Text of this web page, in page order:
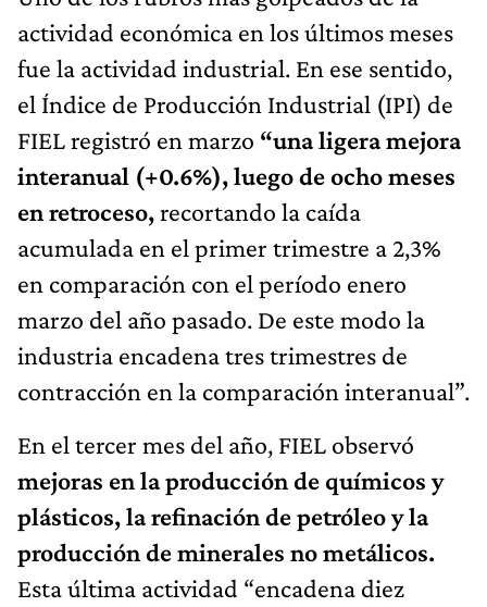
actividad económica en los últimos meses
fue la actividad industrial. En ese sentido,
el Índice de Producción Industrial (IPI) de
FIEL registró en marzo “una ligera mejora
interanual (+0.6%), luego de ocho meses
en retroceso,recortando la caída
acumulada en el primer trimestre a 2,3%
en comparación con el período enero
marzo del año pasado. De este modo la
industria encadena tres trimestres de
contracción en la comparación interanual”.
En el tercer mes del año, FIEL observó
mejoras en la producción de químicos y
plásticos, la refinación de petróleo y la
producción de minerales no metálicos.
Esta última actividad “encadena diez